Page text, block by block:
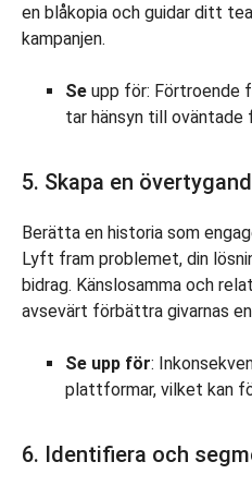
en blåkopia och guidar ditt
kampanjen.
Se upp för: Förtroende
tar hänsyn till oväntade
5. Skapa en
Berätta en historia som
Lyft fram problemet, din
bidrag. Känslosamma och
avsevärt förbättra givarnas
Se upp för:
plattformar, vilket kan
6. Identifiera och